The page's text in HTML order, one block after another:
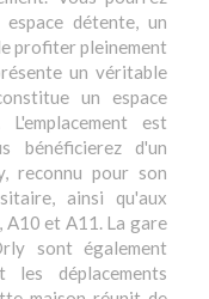
détente, un
profiter pleinement
un véritable
un espace
est
bénéficierez d'un
reconnu pour son
ainsi qu'aux
et A11. La gare
sont également
les déplacements